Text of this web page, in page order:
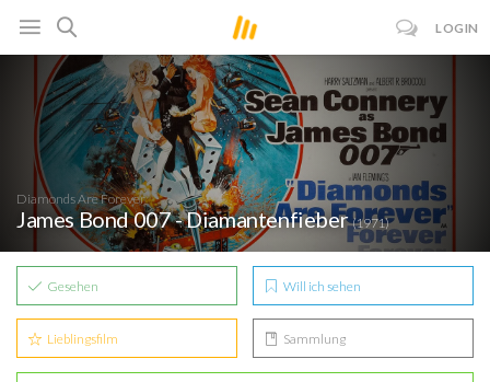
LOGIN
Diamonds Are Forever
James Bond 007 - Diamantenfieber(1971)
Gesehen Will ich sehen
Lieblingsfilm Sammlung